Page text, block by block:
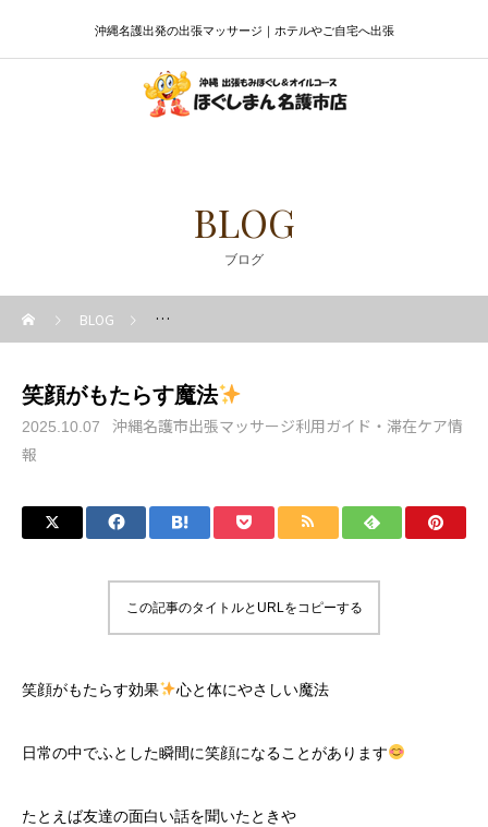
沖縄名護出発の出張マッサージ｜ホテルやご自宅へ出張
BLOG
ブログ
BLOG 沖縄名護市出張マッサージ利用ガイド・滞在ケア情報
笑顔がもたらす魔法
2025.10.07
沖縄名護市出張マッサージ利用ガイド・滞在ケア情
報
この記事のタイトルとURLをコピーする
笑顔がもたらす効果 心と体にやさしい魔法
日常の中でふとした瞬間に笑顔になることがあります
たとえば友達の面白い話を聞いたときや